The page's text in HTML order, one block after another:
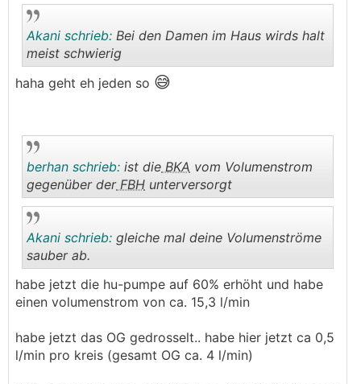
Danke schoneinmal für eure
Einschätzungen/Erfahrungen😗
Akani schrieb: Bei den Damen im Haus wirds halt
meist schwierig
haha geht eh jeden so 😅
berhan schrieb: ist die BKA vom Volumenstrom
gegenüber derFBH unterversorgt
..
Akani schrieb: gleiche mal deine Volumenströme
sauber ab.
habe jetzt die hu-pumpe auf 60% erhöht und habe
einen volumenstrom von ca. 15,3 l/min
habe jetzt das OG gedrosselt.. habe hier jetzt ca 0,5
l/min pro kreis (gesamt OG ca. 4 l/min)